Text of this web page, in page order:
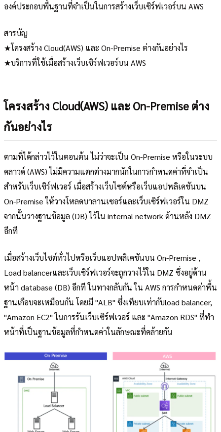
องค์ประกอบพื้นฐานที่จำเป็นในการสร้างเว็บเซิร์ฟเวอร์บน AWS
สารบัญ
★โครงสร้าง Cloud(AWS) และ On-Premise ต่างกันอย่างไร
★บริการที่ใช้เมื่อสร้างเว็บเซิร์ฟเวอร์บน AWS
โครงสร้าง Cloud(AWS) และ On-Premise ต่าง
กันอย่างไร
ตามที่ได้กล่าวไว้ในตอนต้น ไม่ว่าจะเป็น On-Premise หรือในระบบ
คลาวด์ (AWS) ไม่มีความแตกต่างมากนักในการกำหนดค่าที่จำเป็น
สำหรับเว็บเซิร์ฟเวอร์ เมื่อสร้างเว็บไซต์หรือเว็บแอปพลิเคชันบน
On-Premise ให้วางโหลดบาลานเซอร์และเว็บเซิร์ฟเวอร์ใน DMZ
จากนั้นวางฐานข้อมูล (DB) ไว้ใน internal network ด้านหลัง DMZ
อีกที
เมื่อสร้างเว็บไซต์ทั่วไปหรือเว็บแอปพลิเคชันบน On-Premise ,
Load balancerและเว็บเซิร์ฟเวอร์จะถูกวางไว้ใน DMZ ซึ่งอยู่ด้าน
หน้า database (DB) อีกที ในทางกลับกัน ใน AWS การกำหนดค่าพื้น
ฐานเกือบจะเหมือนกัน โดยมี "ALB" ซึ่งเทียบเท่ากับload balancer,
"Amazon EC2" ในการรันเว็บเซิร์ฟเวอร์ และ "Amazon RDS" ที่ทำ
หน้าที่เป็นฐานข้อมูลที่กำหนดค่าในลักษณะที่คล้ายกัน